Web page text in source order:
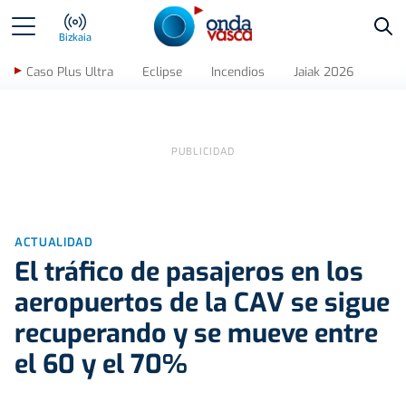
Bizkaia
Caso Plus Ultra Eclipse Incendios Jaiak 2026
ACTUALIDAD
El tráfico de pasajeros en los
aeropuertos de la CAV se sigue
recuperando y se mueve entre
el 60 y el 70%